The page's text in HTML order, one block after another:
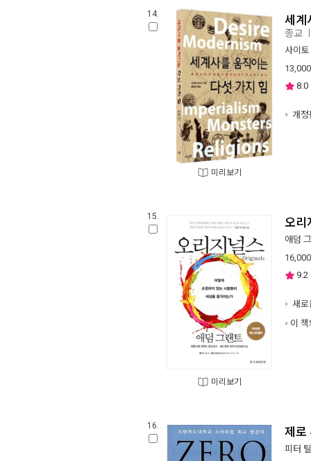
14.
미리보기
세계
종교
사이
13,000
8.0
개정
15.
미리보기
오리
애덤
16,000
9.2
새로
이
16. 제로
피터 틸